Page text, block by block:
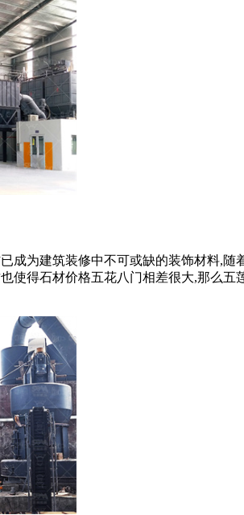
成为建筑装修中不可或缺的装饰材料,
使得石材价格五花八门相差很大,那么五